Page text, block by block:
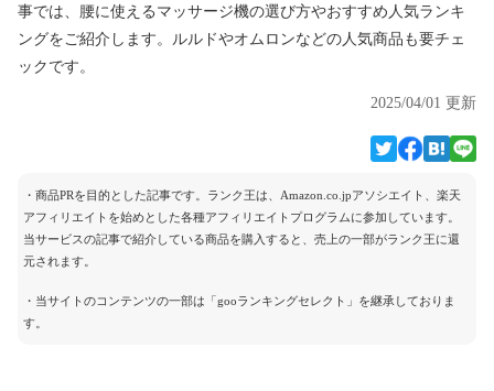
事では、腰に使えるマッサージ機の選び方やおすすめ人気ランキ
ングをご紹介します。ルルドやオムロンなどの人気商品も要チェ
ックです。
2025/04/01 更新
・商品PRを目的とした記事です。ランク王は、Amazon.co.jpアソシエイト、楽天
アフィリエイトを始めとした各種アフィリエイトプログラムに参加しています。
当サービスの記事で紹介している商品を購入すると、売上の一部がランク王に還
元されます。
・当サイトのコンテンツの一部は「gooランキングセレクト」を継承しておりま
す。